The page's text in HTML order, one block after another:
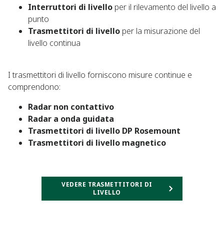
Interruttori di livello per il rilevamento del livello a
punto​
Trasmettitori di livello per la misurazione del
livello continua​
I trasmettitori di livello forniscono misure continue e
comprendono:​
Radar non contattivo
Radar a onda guidata
Trasmettitori di livello DP Rosemount
Trasmettitori di livello magnetico
VEDERE TRASMETTITORI DI
LIVELLO